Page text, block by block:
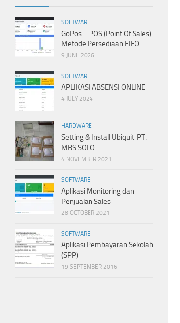
SOFTWARE
GoPos – POS (Point Of Sales)
Metode Persediaan FIFO
9 JUNE 2026
SOFTWARE
APLIKASI ABSENSI ONLINE
4 JULY 2024
HARDWARE
Setting & Install Ubiquiti PT.
MBS SOLO
4 NOVEMBER 2021
SOFTWARE
Aplikasi Monitoring dan
Penjualan Sales
28 OCTOBER 2021
SOFTWARE
Aplikasi Pembayaran Sekolah
(SPP)
19 SEPTEMBER 2016